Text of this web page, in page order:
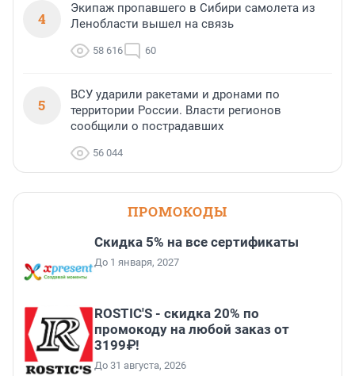
4
Экипаж пропавшего в Сибири самолета из
Ленобласти вышел на связь
58 616 60
5
ВСУ ударили ракетами и дронами по
территории России. Власти регионов
сообщили о пострадавших
56 044
ПРОМОКОДЫ
Скидка 5% на все сертификаты
До 1 января, 2027
ROSTIC'S - скидка 20% по
промокоду на любой заказ от
3199₽!
До 31 августа, 2026